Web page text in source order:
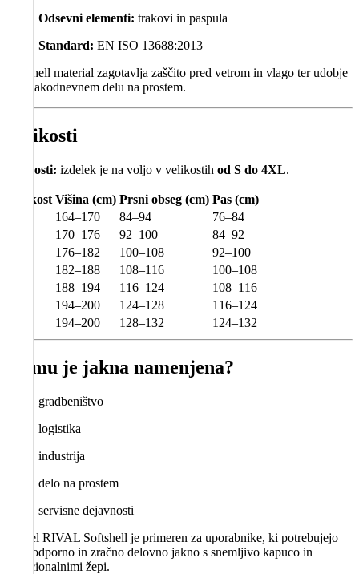
Odsevni elementi: trakovi in paspula
Standard: EN ISO 13688:2013
Softshell material zagotavlja zaščito pred vetrom in vlago ter udobje
pri vsakodnevnem delu na prostem.
Velikosti
Velikosti: izdelek je na voljo v velikostih od S do 4XL.
Velikost Višina (cm) Prsni obseg (cm) Pas (cm)
164–170 84–94
76–84
170–176 92–100
84–92
176–182 100–108
92–100
182–188 108–116
100–108
188–194 116–124
108–116
194–200 124–128
116–124
194–200 128–132 124–132
Komu je jakna namenjena?
gradbeništvo
logistika
industrija
delo na prostem
servisne dejavnosti
Model RIVAL Softshell je primeren za uporabnike, ki potrebujejo
vodoodporno in zračno delovno jakno s snemljivo kapuco in
funkcionalnimi žepi.